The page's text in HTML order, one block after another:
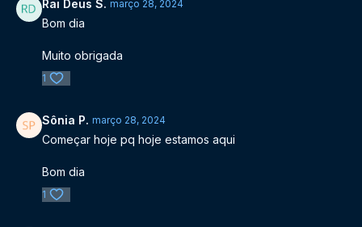
Rai Deus S. março 28, 2024
Bom dia
Muito obrigada
1
Sônia P. março 28, 2024
Começar hoje pq hoje estamos aqui
Bom dia
1